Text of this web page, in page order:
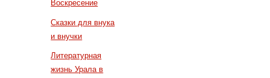
Воскресение
Сказки для внука
и внучки
Литературная
жизнь Урала в